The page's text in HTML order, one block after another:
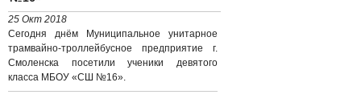
25 Окт 2018
Сегодня днём Муниципальное унитарное
трамвайно-троллейбусное предприятие г.
Смоленска посетили ученики девятого
класса МБОУ «СШ №16».